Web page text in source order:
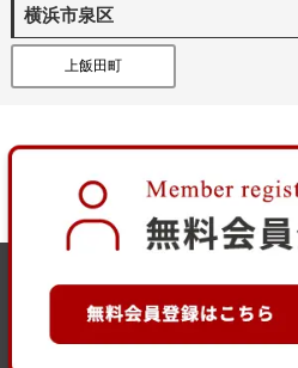
横浜市泉区
上飯田町